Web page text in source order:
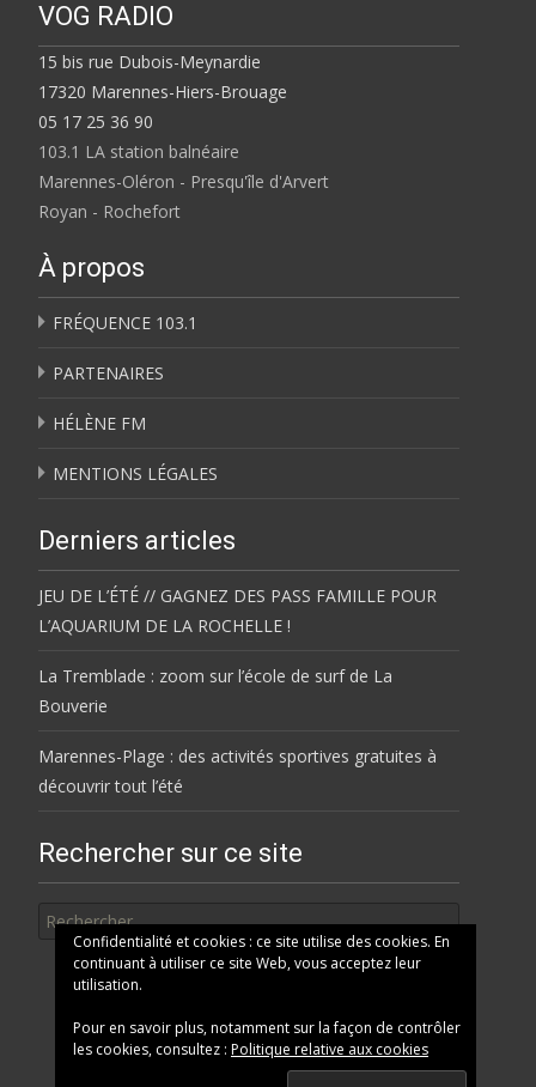
VOG RADIO
15 bis rue Dubois-Meynardie
17320 Marennes-Hiers-Brouage
05 17 25 36 90
103.1 LA station balnéaire
Marennes-Oléron - Presqu'île d'Arvert
Royan - Rochefort
À propos
FRÉQUENCE 103.1
PARTENAIRES
HÉLÈNE FM
MENTIONS LÉGALES
Derniers articles
JEU DE L’ÉTÉ // GAGNEZ DES PASS FAMILLE POUR
L’AQUARIUM DE LA ROCHELLE !
La Tremblade : zoom sur l’école de surf de La
Bouverie
Marennes-Plage : des activités sportives gratuites à
découvrir tout l’été
Rechercher sur ce site
Confidentialité et cookies : ce site utilise des cookies. En
continuant à utiliser ce site Web, vous acceptez leur
utilisation.
Pour en savoir plus, notamment sur la façon de contrôler
les cookies, consultez : Politique relative aux cookies